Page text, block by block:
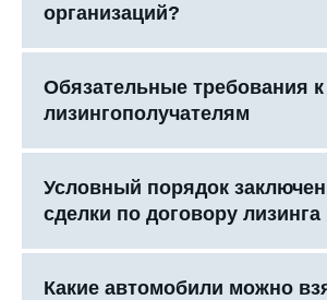
организаций?
Обязательные требования к
лизингополучателям
Условный порядок
сделки по договору лизинга
Какие автомобили можно